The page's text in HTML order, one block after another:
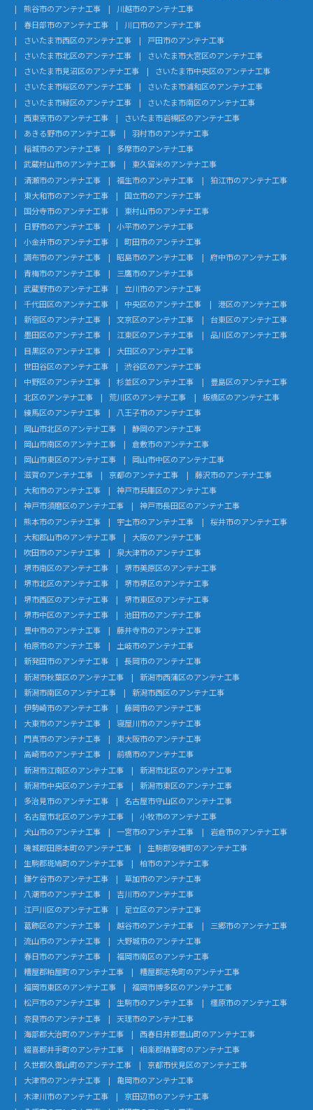
熊谷市のアンテナ工事
川越市のアンテナ工事
春日部市のアンテナ工事
川口市のアンテナ工事
さいたま市西区のアンテナ工事
戸田市のアンテナ工事
さいたま市北区のアンテナ工事
さいたま市大宮区のアンテナ工事
さいたま市見沼区のアンテナ工事
さいたま市中央区のアンテナ工事
さいたま市桜区のアンテナ工事
さいたま市浦和区のアンテナ工事
さいたま市緑区のアンテナ工事
さいたま市南区のアンテナ工事
西東京市のアンテナ工事
さいたま市岩槻区のアンテナ工事
あきる野市のアンテナ工事
羽村市のアンテナ工事
稲城市のアンテナ工事
多摩市のアンテナ工事
武蔵村山市のアンテナ工事
東久留米のアンテナ工事
清瀬市のアンテナ工事
福生市のアンテナ工事
狛江市のアンテナ工事
東大和市のアンテナ工事
国立市のアンテナ工事
国分寺市のアンテナ工事
東村山市のアンテナ工事
日野市のアンテナ工事
小平市のアンテナ工事
小金井市のアンテナ工事
町田市のアンテナ工事
調布市のアンテナ工事
昭島市のアンテナ工事
府中市のアンテナ工事
青梅市のアンテナ工事
三鷹市のアンテナ工事
武蔵野市のアンテナ工事
立川市のアンテナ工事
千代田区のアンテナ工事
中央区のアンテナ工事
港区のアンテナ工事
新宿区のアンテナ工事
文京区のアンテナ工事
台東区のアンテナ工事
墨田区のアンテナ工事
江東区のアンテナ工事
品川区のアンテナ工事
目黒区のアンテナ工事
大田区のアンテナ工事
世田谷区のアンテナ工事
渋谷区のアンテナ工事
中野区のアンテナ工事
杉並区のアンテナ工事
豊島区のアンテナ工事
北区のアンテナ工事
荒川区のアンテナ工事
板橋区のアンテナ工事
練馬区のアンテナ工事
八王子市のアンテナ工事
岡山市北区のアンテナ工事
静岡のアンテナ工事
岡山市南区のアンテナ工事
倉敷市のアンテナ工事
岡山市東区のアンテナ工事
岡山市中区のアンテナ工事
滋賀のアンテナ工事
京都のアンテナ工事
藤沢市のアンテナ工事
大和市のアンテナ工事
神戸市兵庫区のアンテナ工事
神戸市須磨区のアンテナ工事
神戸市長田区のアンテナ工事
熊本市のアンテナ工事
宇土市のアンテナ工事
桜井市のアンテナ工事
大和郡山市のアンテナ工事
大阪のアンテナ工事
吹田市のアンテナ工事
泉大津市のアンテナ工事
堺市南区のアンテナ工事
堺市美原区のアンテナ工事
堺市北区のアンテナ工事
堺市堺区のアンテナ工事
堺市西区のアンテナ工事
堺市東区のアンテナ工事
堺市中区のアンテナ工事
池田市のアンテナ工事
豊中市のアンテナ工事
藤井寺市のアンテナ工事
柏原市のアンテナ工事
土岐市のアンテナ工事
新発田市のアンテナ工事
長岡市のアンテナ工事
新潟市秋葉区のアンテナ工事
新潟市西蒲区のアンテナ工事
新潟市南区のアンテナ工事
新潟市西区のアンテナ工事
伊勢崎市のアンテナ工事
藤岡市のアンテナ工事
大東市のアンテナ工事
寝屋川市のアンテナ工事
門真市のアンテナ工事
東大阪市のアンテナ工事
高崎市のアンテナ工事
前橋市のアンテナ工事
新潟市江南区のアンテナ工事
新潟市北区のアンテナ工事
新潟市中央区のアンテナ工事
新潟市東区のアンテナ工事
多治見市のアンテナ工事
名古屋市守山区のアンテナ工事
名古屋市北区のアンテナ工事
小牧市のアンテナ工事
犬山市のアンテナ工事
一宮市のアンテナ工事
岩倉市のアンテナ工事
磯城郡田原本町のアンテナ工事
生駒郡安堵町のアンテナ工事
生駒郡斑鳩町のアンテナ工事
柏市のアンテナ工事
鎌ケ谷市のアンテナ工事
草加市のアンテナ工事
八潮市のアンテナ工事
吉川市のアンテナ工事
江戸川区のアンテナ工事
足立区のアンテナ工事
葛飾区のアンテナ工事
越谷市のアンテナ工事
三郷市のアンテナ工事
流山市のアンテナ工事
大野城市のアンテナ工事
春日市のアンテナ工事
福岡市南区のアンテナ工事
糟屋郡粕屋町のアンテナ工事
糟屋郡志免町のアンテナ工事
福岡市東区のアンテナ工事
福岡市博多区のアンテナ工事
松戸市のアンテナ工事
生駒市のアンテナ工事
橿原市のアンテナ工事
奈良市のアンテナ工事
天理市のアンテナ工事
海部郡大治町のアンテナ工事
西春日井郡豊山町のアンテナ工事
綴喜郡井手町のアンテナ工事
相楽郡精華町のアンテナ工事
久世郡久御山町のアンテナ工事
京都市伏見区のアンテナ工事
大津市のアンテナ工事
亀岡市のアンテナ工事
木津川市のアンテナ工事
京田辺市のアンテナ工事